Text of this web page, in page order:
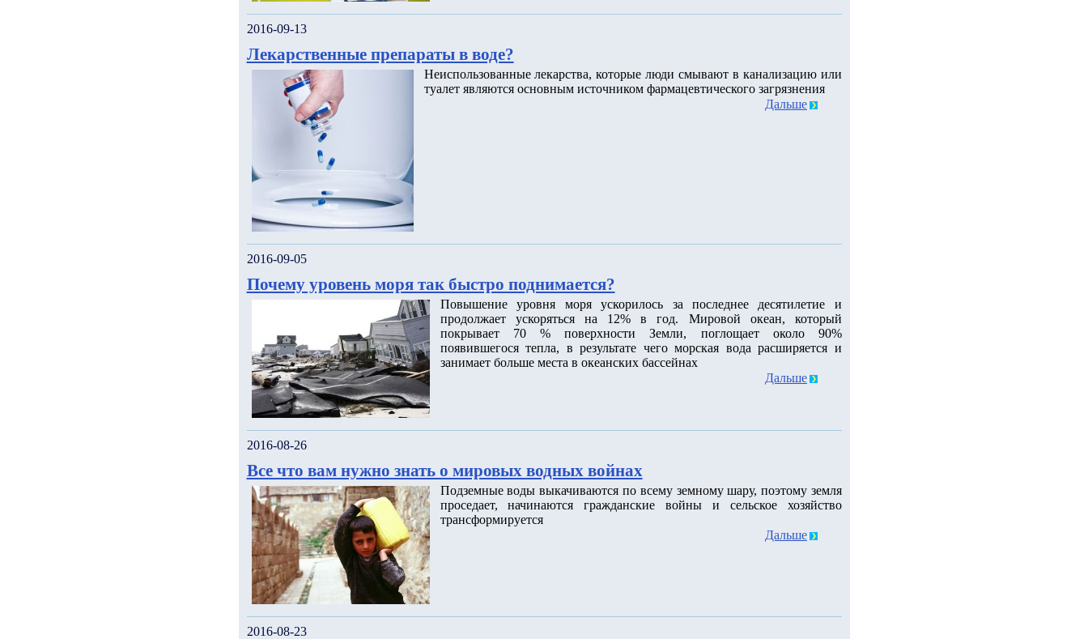
2016-09-13
Лекарственные препараты в воде?
Неиспользованные лекарства, которые люди смывают в канализацию или
туалет являются основным источником фармацевтического загрязнения
Дальше
2016-09-05
Почему уровень моря так быстро поднимается?
Повышение уровня моря ускорилось за последнее десятилетие и
продолжает ускоряться на 12% в год. Мировой океан, который
покрывает 70 % поверхности Земли, поглощает около 90%
появившегося тепла, в результате чего морская вода расширяется и
занимает больше места в океанских бассейнах
Дальше
2016-08-26
Все что вам нужно знать о мировых водных войнах
Подземные воды выкачиваются по всему земному шару, поэтому земля
проседает, начинаются гражданские войны и сельское хозяйство
трансформируется
Дальше
2016-08-23